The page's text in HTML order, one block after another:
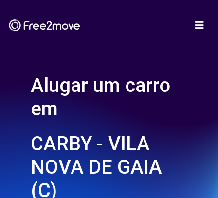
Alugar um carro
em
CARBY - VILA
NOVA DE GAIA
(C)